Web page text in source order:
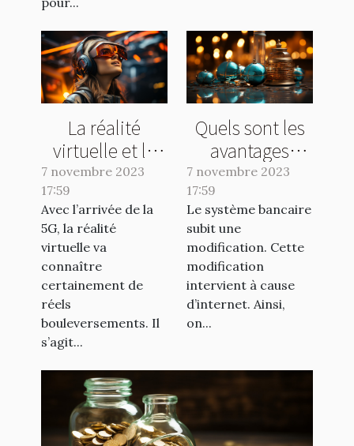
La réalité
virtuelle et la
5G : ce qu’il faut
comprendre !
7 novembre 2023
17:59
Avec l’arrivée de la
5G, la réalité
virtuelle va
connaître
certainement de
réels
bouleversements. Il
s’agit...
Quels sont les
avantages
d’une banque
en ligne ?
7 novembre 2023
17:59
Le système bancaire
subit une
modification. Cette
modification
intervient à cause
d’internet. Ainsi,
on...